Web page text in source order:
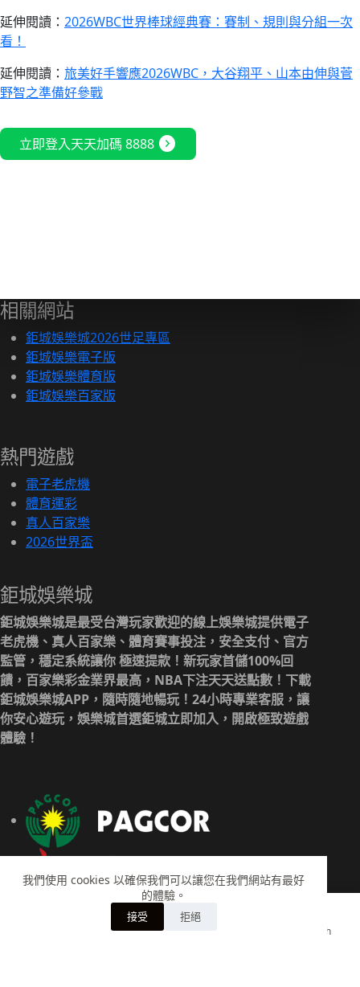
我們使用 cookies 以確保我們可以讓您在我們網站有最好
的體驗。
接受 拒絕
延伸閱讀： 2026WBC世界棒球經典賽：賽制、規則與分組一次
看！
延伸閱讀： 旅美好手響應2026WBC，大谷翔平、山本由伸與菅
野智之準備好參戰
立即登入天天加碼 8888 expand_circle_right
相關網站
鉅城娛樂城2026世足專區
鉅城娛樂電子版
鉅城娛樂體育版
鉅城娛樂百家版
熱門遊戲
電子老虎機
體育運彩
真人百家樂
2026世界盃
鉅城娛樂城
鉅城娛樂城是最受台灣玩家歡迎的線上娛樂城提供電子
老虎機、真人百家樂、體育賽事投注，安全支付、官方
監管，穩定系統讓你 極速提款！新玩家首儲100%回
饋，百家樂彩金業界最高，NBA下注天天送點數！下載
鉅城娛樂城APP，隨時隨地暢玩！24小時專業客服，讓
你安心遊玩，娛樂城首選鉅城立即加入，開啟極致遊戲
體驗！
Account Search